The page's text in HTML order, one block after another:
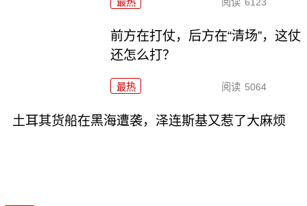
最热 阅读 6123
前方在打仗，后方在“清场”，这仗
还怎么打？
最热 阅读 5064
土耳其货船在黑海遭袭，泽连斯基又惹了大麻烦